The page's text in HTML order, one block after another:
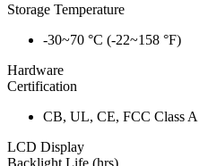
Storage Temperature
-30~70 °C (-22~158 °F)
Hardware
Certification
CB, UL, CE, FCC Class A
LCD Display
Backlight Life (hrs)